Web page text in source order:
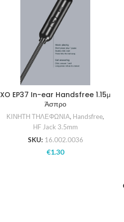
XO EP37 In-ear Handsfree 1.15μ
Άσπρο
ΚΙΝΗΤΗ ΤΗΛΕΦΩΝΙΑ, Handsfree,
HF Jack 3.5mm
SKU: 16.002.0036
€1.30